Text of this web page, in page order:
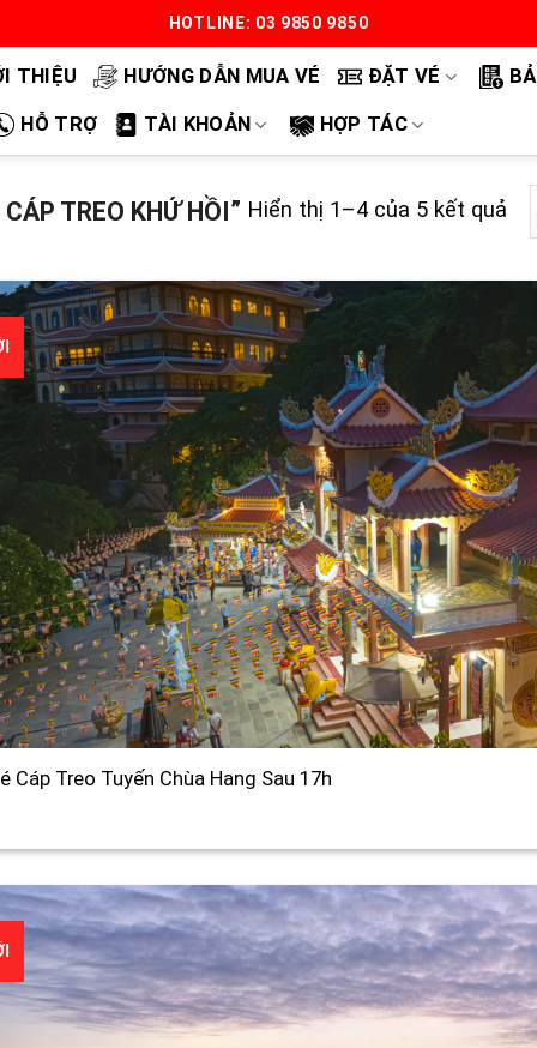
HOTLINE: 03 9850 9850
THIỆU HƯỚNG DẪN MUA VÉ ĐẶT VÉ
HỖ TRỢ TÀI KHOẢN HỢP TÁC
TREO KHỨ HỒI” Hiển thị 1–4 của 5 kết quả
nhất
Cáp Treo Tuyến Chùa Hang Sau 17h